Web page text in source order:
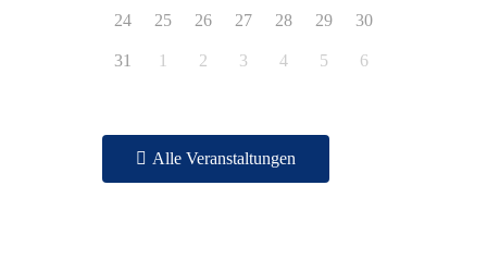
24 25 26 27 28 29 30
31 1 2 3 4 5 6
Alle Veranstaltungen